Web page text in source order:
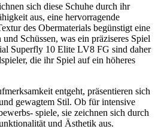
sich diese Schuhe durch ihr
aus, eine hervorragende
des Obermaterials begünstigt eine
Schüssen, was ein präziseres Spiel
Superfly 10 Elite LV8 FG sind daher
die ihr Spiel auf ein höheres
entgeht, präsentieren sich
gewagtem Stil. Ob für intensive
spiele, sie zeichnen sich durch
und Ästhetik aus.